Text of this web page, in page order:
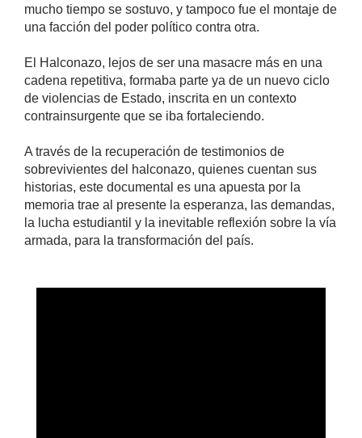
mucho tiempo se sostuvo, y tampoco fue el montaje de
una facción del poder político contra otra.
El Halconazo, lejos de ser una masacre más en una
cadena repetitiva, formaba parte ya de un nuevo ciclo
de violencias de Estado, inscrita en un contexto
contrainsurgente que se iba fortaleciendo.
A través de la recuperación de testimonios de
sobrevivientes del halconazo, quienes cuentan sus
historias, este documental es una apuesta por la
memoria trae al presente la esperanza, las demandas,
la lucha estudiantil y la inevitable reflexión sobre la vía
armada, para la transformación del país.